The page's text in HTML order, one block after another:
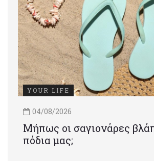
YOUR LIFE
04/08/2026
Μήπως οι σαγιονάρες
πόδια μας;